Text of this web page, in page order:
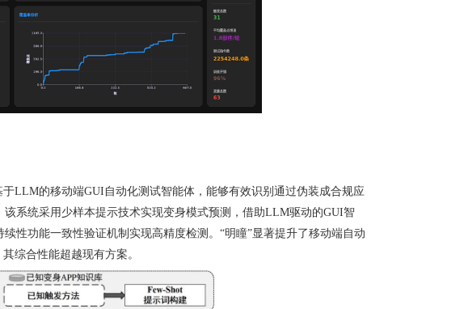
于LLM的移动端GUI 自动化测试智能体，能够有效识别通过伪装成合规应
该系统采用少样本提示技术实现变身模式预测，借助LLM驱动的GUI智
性功能一致性验证机制实现高精度检测。“明瞳”显著提升了移动端自动
其综合性能超越现有方案。